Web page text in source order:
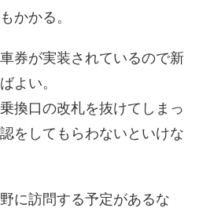
かかる。
券が実装されているので新
よい。
換口の改札を抜けてしまっ
をしてもらわないといけな
に訪問する予定があるな